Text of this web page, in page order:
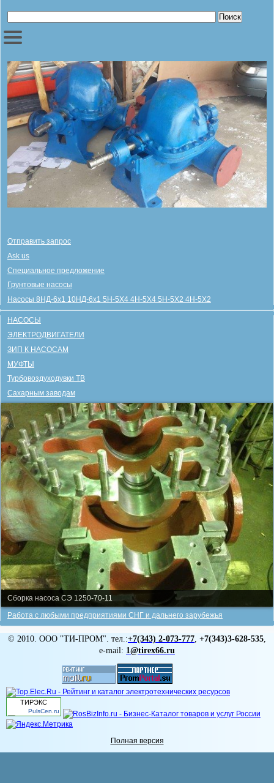
Отправить запрос
Ask us
Специальное предложение
Грунтовые насосы
Насосы 8НД-6х1 10НД-6х1 5Н-5Х4 4Н-5Х4 5Н-5Х2 4Н-5Х2
НАСОСЫ
ЭЛЕКТРОДВИГАТЕЛИ
ЗИП К НАСОСАМ
МУФТЫ
Турбовоздуходувки ТВ
Сахарным заводам
Сборка насоса СЭ 1250-70-11
Работа с любыми предприятиями СНГ и дальнего зарубежья
© 2010. ООО "ТИ-ПРОМ". тел.:+7(343) 2-073-777 +7(343)3-628-535
e-mail: 1@tirex66.ru
ТИРЭКС
PulsCen.ru
Полная версия